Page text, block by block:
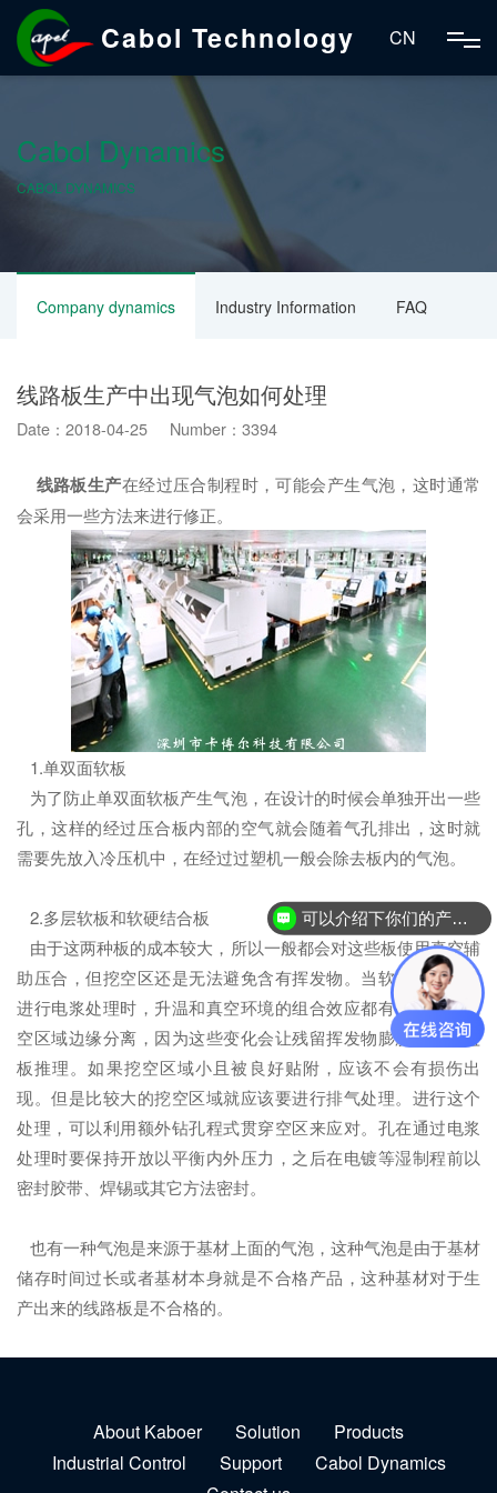
Cabol Technology CN
Cabol Dynamics
CABOL DYNAMICS
Company dynamics Industry Information FAQ
线路板生产中出现气泡如何处理
Date：2018-04-25 Number：3394
线路板生产在经过压合制程时，可能会产生气泡，这时通常
会采用一些方法来进行修正。
1.单双面软板
为了防止单双面软板产生气泡，在设计的时候会单独开出一些
孔，这样的经过压合板内部的空气就会随着气孔排出，这时就
需要先放入冷压机中，在经过过塑机一般会除去板内的气泡。
2.多层软板和软硬结合板
由于这两种板的成本较大，所以一般都会对这些板使用真空辅
助压合，但挖空区还是无法避免含有挥发物。当软硬结合板要
进行电浆处理时，升温和真空环境的组合效应都有机会沿着挖
空区域边缘分离，因为这些变化会让残留挥发物膨胀并产生盖
板推理。如果挖空区域小且被良好贴附，应该不会有损伤出
现。但是比较大的挖空区域就应该要进行排气处理。进行这个
处理，可以利用额外钻孔程式贯穿空区来应对。孔在通过电浆
处理时要保持开放以平衡内外压力，之后在电镀等湿制程前以
密封胶带、焊锡或其它方法密封。
也有一种气泡是来源于基材上面的气泡，这种气泡是由于基材
储存时间过长或者基材本身就是不合格产品，这种基材对于生
产出来的线路板是不合格的。
About Kaboer Solution
Products
Industrial Control
Support
Cabol Dynamics
可以介绍下你们的产品么？